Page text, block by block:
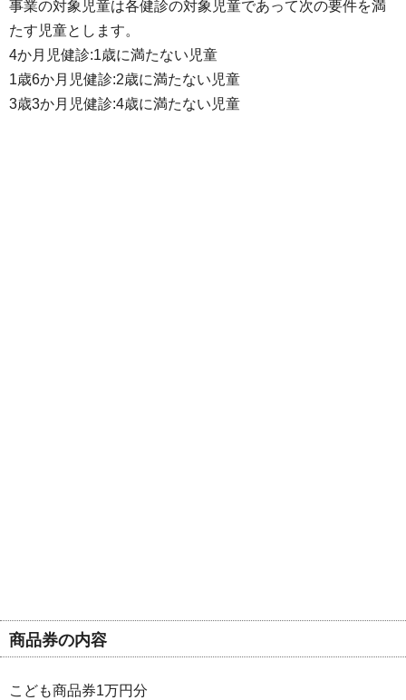
事業の対象児童は各健診の対象児童であって次の要件を満
たす児童とします。
4か月児健診:1歳に満たない児童
1歳6か月児健診:2歳に満たない児童
3歳3か月児健診:4歳に満たない児童
商品券の内容
こども商品券1万円分